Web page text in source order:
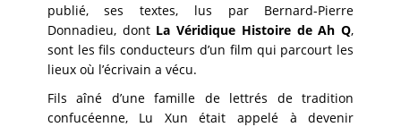
publié, ses textes, lus par Bernard-Pierre
Donnadieu, dont La Véridique Histoire de Ah Q,
sont les fils conducteurs d’un film qui parcourt les
lieux où l’écrivain a vécu.
Fils aîné d’une famille de lettrés de tradition
confucéenne, Lu Xun était appelé à devenir